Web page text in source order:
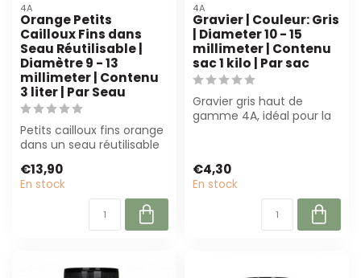
4A
Orange Petits
Cailloux Fins dans
Seau Réutilisable |
Diamètre 9 - 13
millimeter | Contenu
3 liter | Par Seau
Petits cailloux fins orange
dans un seau réutilisable
de...
€13,90
En stock
4A
Gravier | Couleur: Gris
| Diameter 10 - 15
millimeter | Contenu
sac 1 kilo | Par sac
Gravier gris haut de
gamme 4A, idéal pour la
€4,30
En stock